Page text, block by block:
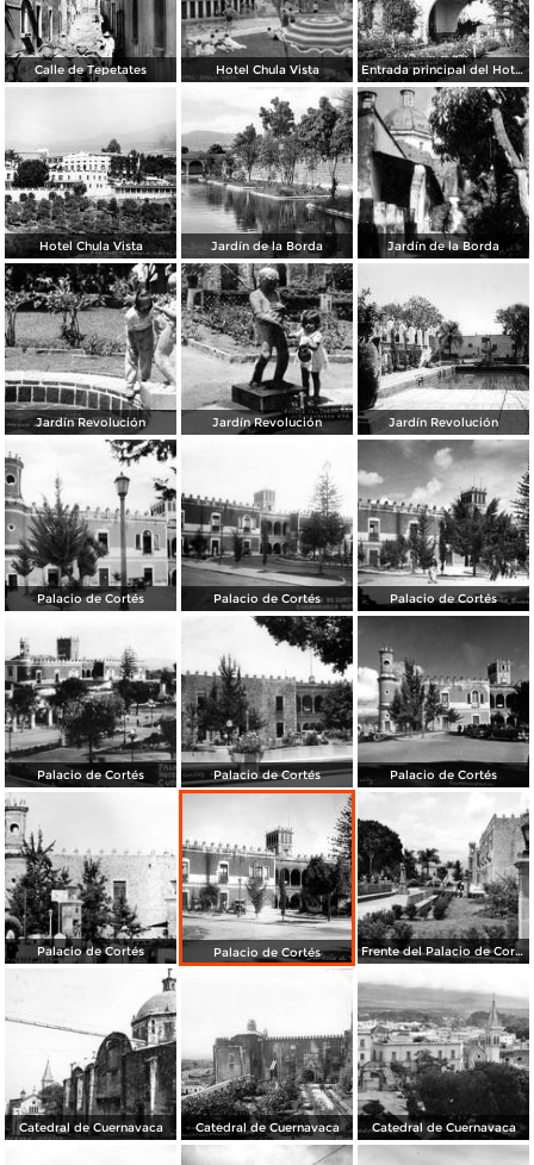
Calle de Tepetates Hotel Chula Vista Entrada principal del Hotel Chula Vista
Hotel Chula Vista Jardín de la Borda Jardín de la Borda
Jardín Revolución Jardín Revolución Jardín Revolución
Palacio de Cortés Palacio de Cortés Palacio de Cortés
Palacio de Cortés Palacio de Cortés Palacio de Cortés
Palacio de Cortés Palacio de Cortés Frente del Palacio de Cortés
Catedral de Cuernavaca Catedral de Cuernavaca Catedral de Cuernavaca